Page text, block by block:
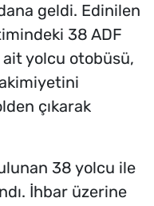
geldi. Edinilen
38 ADF
ait yolcu otobüsü,
çıkarak
38 yolcu ile
İhbar üzerine